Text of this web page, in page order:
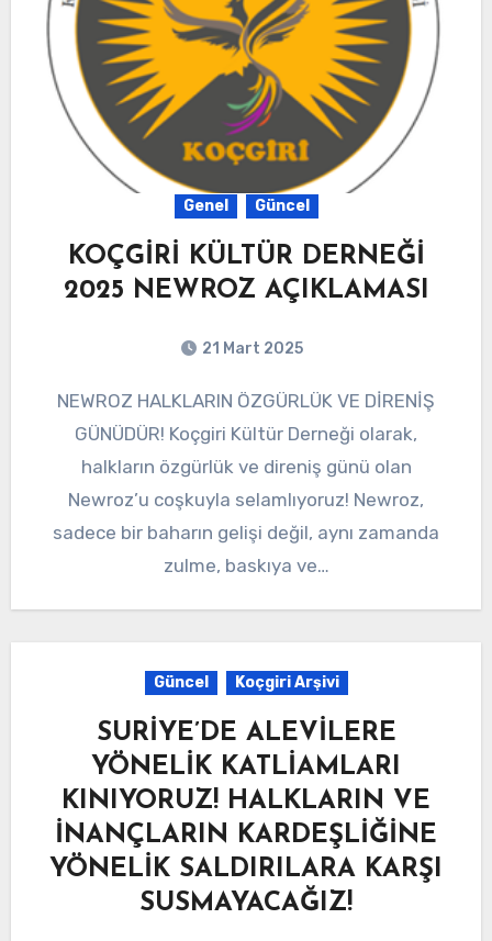
Genel Güncel
KOÇGİRİ KÜLTÜR DERNEĞİ
2025 NEWROZ AÇIKLAMASI
21 Mart 2025
NEWROZ HALKLARIN ÖZGÜRLÜK VE DİRENİŞ
GÜNÜDÜR! Koçgiri Kültür Derneği olarak,
halkların özgürlük ve direniş günü olan
Newroz’u coşkuyla selamlıyoruz! Newroz,
sadece bir baharın gelişi değil, aynı zamanda
zulme, baskıya ve…
Güncel Koçgiri Arşivi
SURİYE’DE ALEVİLERE
YÖNELİK KATLİAMLARI
KINIYORUZ! HALKLARIN VE
İNANÇLARIN KARDEŞLİĞİNE
YÖNELİK SALDIRILARA KARŞI
SUSMAYACAĞIZ!